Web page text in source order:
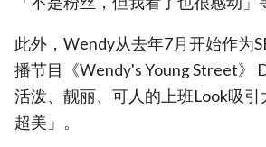
此外，Wendy从去年7月开始作为
播节目《Wendy's Young Street》
活泼、靓丽、可人的上班Look吸引
超美」。